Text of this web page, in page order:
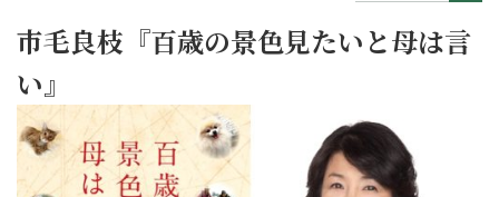
市毛良枝『百歳の景色見たいと母は言
い』